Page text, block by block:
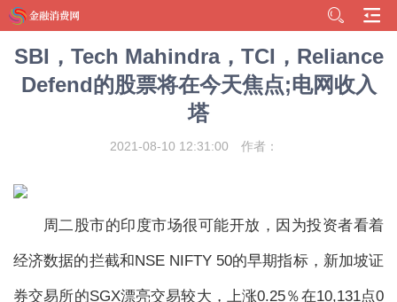
SBI，Tech Mahindra，TCI，Reliance
Defend的股票将在今天焦点;电网收入
塔
2021-08-10 12:31:00 作者：
周二股市的印度市场很可能开放，因为投资者看着
经济数据的拦截和NSE NIFTY 50的早期指标，新加坡证
券交易所的SGX漂亮交易较大，上涨0.25％在10,131点0